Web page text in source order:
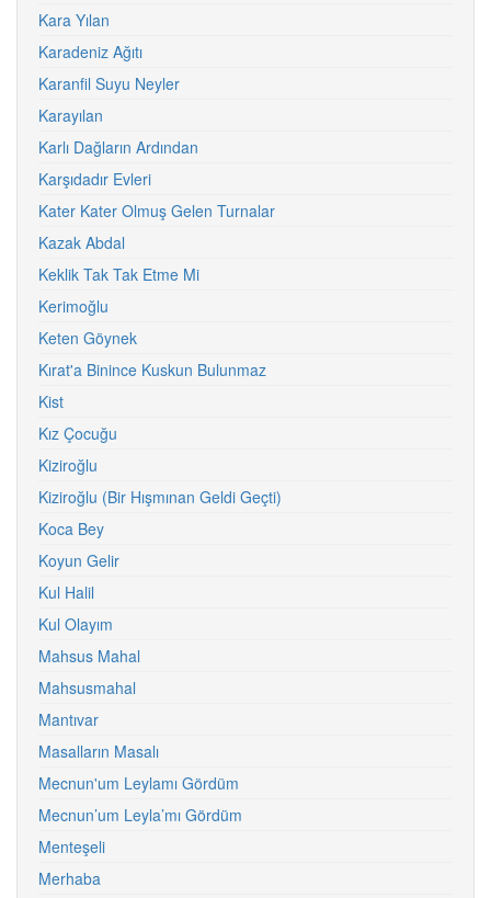
Kara Yılan
Karadeniz Ağıtı
Karanfil Suyu Neyler
Karayılan
Karlı Dağların Ardından
Karşıdadır Evleri
Kater Kater Olmuş Gelen Turnalar
Kazak Abdal
Keklik Tak Tak Etme Mi
Kerimoğlu
Keten Göynek
Kırat'a Binince Kuskun Bulunmaz
Kist
Kız Çocuğu
Kiziroğlu
Kiziroğlu (Bir Hışmınan Geldi Geçti)
Koca Bey
Koyun Gelir
Kul Halil
Kul Olayım
Mahsus Mahal
Mahsusmahal
Mantıvar
Masalların Masalı
Mecnun'um Leylamı Gördüm
Mecnun’um Leyla’mı Gördüm
Menteşeli
Merhaba